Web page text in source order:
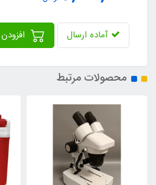
آماده ارسال
محصولات مرتبط